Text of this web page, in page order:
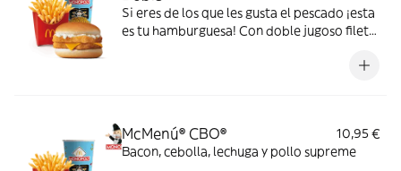
Si eres de los que les gusta el pescado ¡esta
es tu hamburguesa! Con doble jugoso filete
McMenú® CBO®
10,95 €
Bacon, cebolla, lechuga y pollo supreme